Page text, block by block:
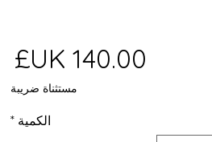
مستثناة ضريبة
الكمية *